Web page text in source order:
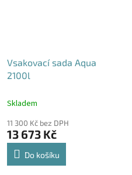
Vsakovací sada Aqua
2100l
Skladem
11 300 Kč bez DPH
13 673 Kč
Do košíku